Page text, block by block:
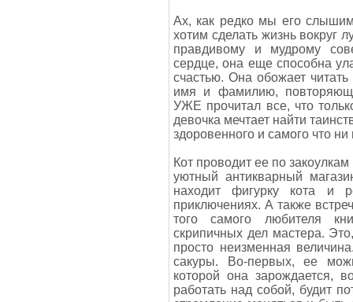
Ах, как редко мы его
хотим сделать жизнь вокруг
правдивому и мудрому
сердце, она еще способна
счастью. Она обожает
имя и фамилию,
УЖЕ прочитал все, что
девочка мечтает найти
здоровенного и самого что
Кот проводит ее по
уютный антикварный
находит фигурку кота и
приключениях. А также
того самого любителя
скрипичных дел мастера.
просто неизменная
сакуры. Во-первых, ее
которой она зарождается,
работать над собой, будит